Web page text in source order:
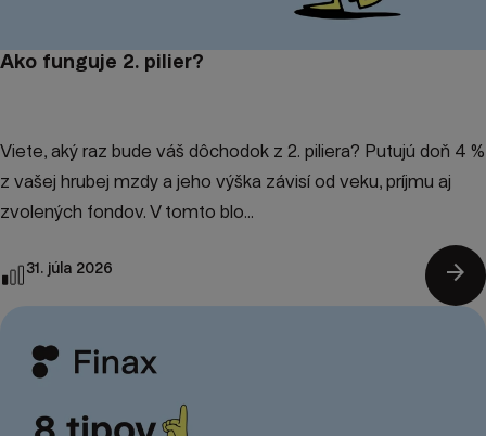
Ako funguje 2. pilier?
Viete, aký raz bude váš dôchodok z 2. piliera? Putujú doň 4 %
z vašej hrubej mzdy a jeho výška závisí od veku, príjmu aj
zvolených fondov. V tomto blo...
31. júla 2026 arrow_forward